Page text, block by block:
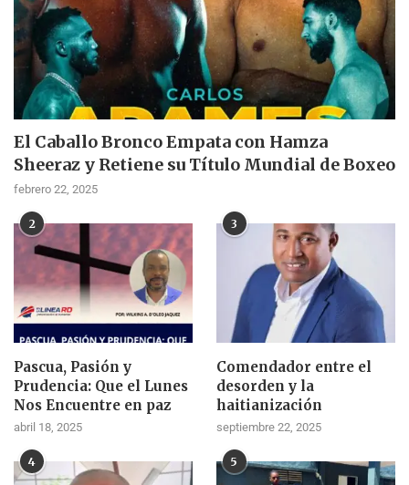
El Caballo Bronco Empata con Hamza
Sheeraz y Retiene su Título Mundial de Boxeo
febrero 22, 2025
2
Pascua, Pasión y
Prudencia: Que el Lunes
Nos Encuentre en paz
abril 18, 2025
3
Comendador entre el
desorden y la
haitianización
septiembre 22, 2025
4 5